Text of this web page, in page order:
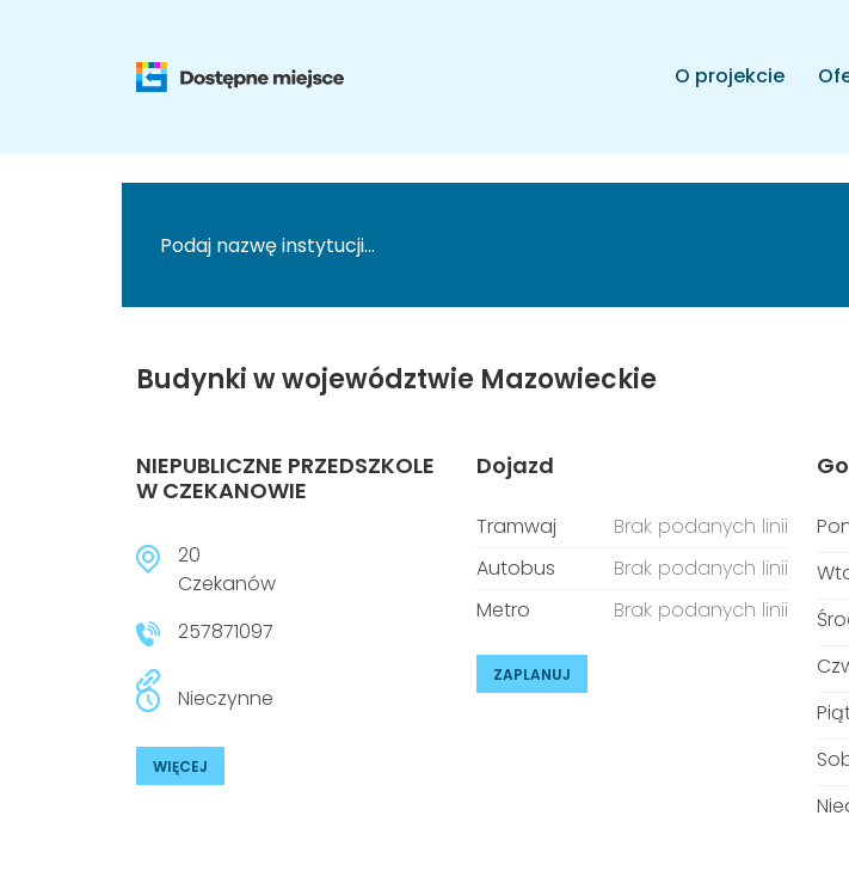
O projekcie
Budynki w województwie Mazowieckie
NIEPUBLICZNE PRZEDSZKOLE
W CZEKANOWIE
20
Czekanów
257871097
Nieczynne
WIĘCEJ
Dojazd
Tramwaj
Brak podanych linii
Autobus
Brak podanych linii
Metro
Brak podanych linii
ZAPLANUJ